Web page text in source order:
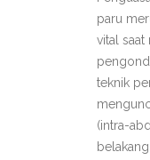
paru
vital saat
teknik
(intra-